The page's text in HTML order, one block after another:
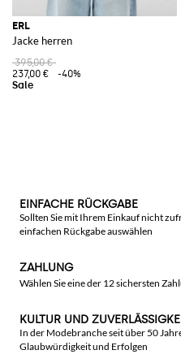
ERL
Jacke herren
395,00 €
237,00 €
-40%
EINFACHE RÜCKGABE
Sollten Sie mit Ihrem Einkauf nicht
einfachen Rückgabe auswählen
ZAHLUNG
Wählen Sie eine der 12 sichersten
KULTUR UND
In der Modebranche seit über 50
Glaubwürdigkeit und Erfolgen